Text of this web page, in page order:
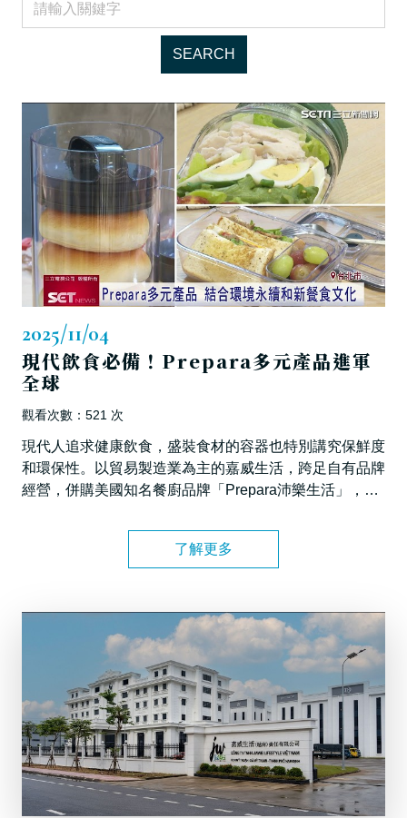
2025/11/04
現代飲食必備！Prepara多元產品進軍
全球
觀看次數：521 次
現代人追求健康飲食，盛裝食材的容器也特別講究保鮮度
和環保性。以貿易製造業為主的嘉威生活，跨足自有品牌
經營，併購美國知名餐廚品牌「Prepara沛樂生活」，帶
上互聯網經驗，結合美國市場視野的特點，強勢進軍全球
市場！ 三立新聞台 2025/11/04
了解更多